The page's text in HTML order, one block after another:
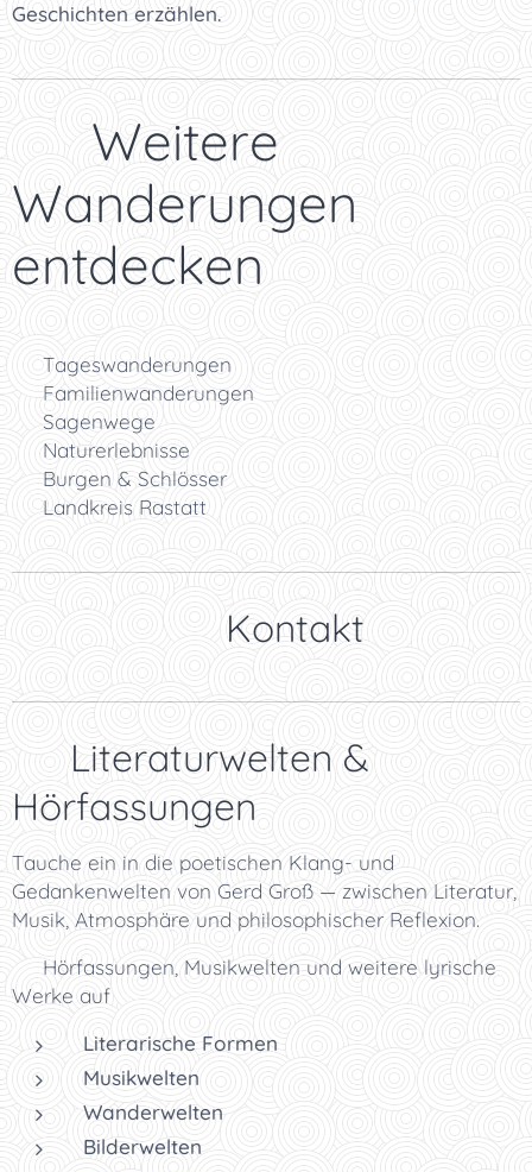
Geschichten erzählen.
👉 Weitere
Wanderungen
entdecken
🥾 Tageswanderungen
👨‍👩‍👧 Familienwanderungen
📜 Sagenwege
🌿 Naturerlebnisse
🏰 Burgen & Schlösser
🌲 Landkreis Rastatt
👉 Kontakt
✨ Literaturwelten &
Hörfassungen
Tauche ein in die poetischen Klang- und
Gedankenwelten von Gerd Groß — zwischen Literatur,
Musik, Atmosphäre und philosophischer Reflexion.
👉 Hörfassungen, Musikwelten und weitere lyrische
Werke auf
Literarische Formen
Musikwelten
Wanderwelten
Bilderwelten